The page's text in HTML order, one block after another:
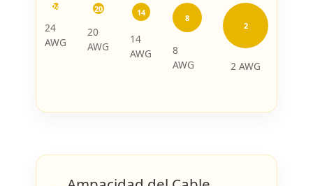
24
24
AWG
20
20
AWG
14
14
AWG
8
8
AWG
2
2 AWG